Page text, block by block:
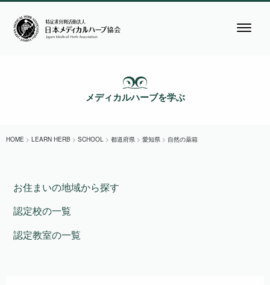
メディカルハーブを学ぶ
HOME > LEARN HERB > SCHOOL > 都道府県 > 愛知県 > 自然の薬箱
お住まいの地域から探す
認定校の一覧
認定教室の一覧